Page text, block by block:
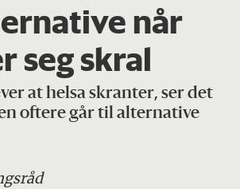
når
seg skral
at helsa skranter, ser det
oftere går til alternative